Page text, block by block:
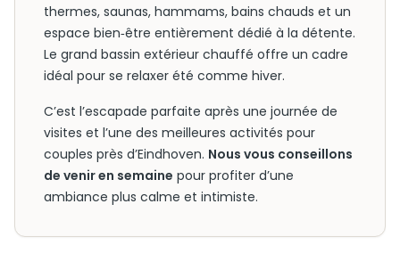
thermes, saunas, hammams, bains chauds et un
espace bien‑être entièrement dédié à la détente.
Le grand bassin extérieur chauffé offre un cadre
idéal pour se relaxer été comme hiver.
C’est l’escapade parfaite après une journée de
visites et l’une des meilleures activités pour
couples près d’Eindhoven. Nous vous conseillons
de venir en semaine pour profiter d’une
ambiance plus calme et intimiste.